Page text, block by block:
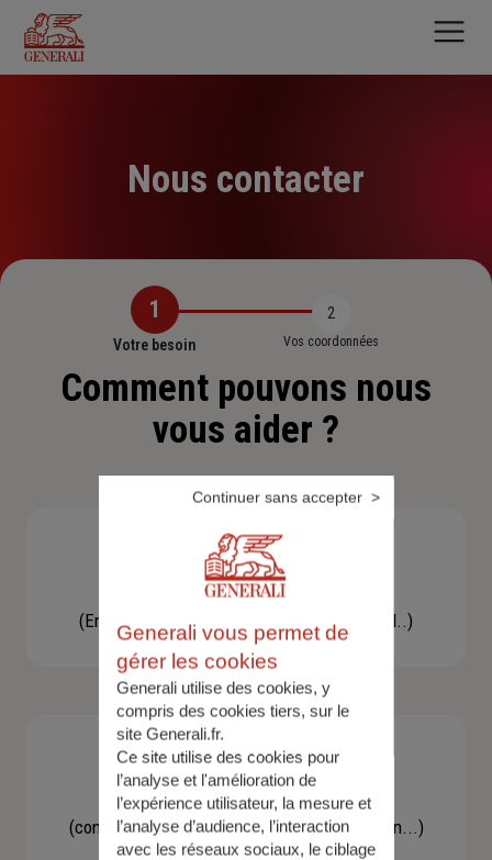
contenu
principal
Nous contacter
1
Votre besoin
2
Vos coordonnées
Comment pouvons nous
vous aider ?
Besoin d'une assistance
(En cas d'accident, bris de glace, un conseil..)
Demande d'information
(concernant une actualité, une réglementation...)
Generali vous permet de
gérer les cookies
Generali utilise des cookies, y
compris des cookies tiers, sur le
site Generali.fr.
Ce site utilise des cookies pour
l’analyse et l'amélioration de
l’expérience utilisateur, la mesure et
l’analyse d’audience, l’interaction
avec les réseaux sociaux, le ciblage
Continuer sans accepter